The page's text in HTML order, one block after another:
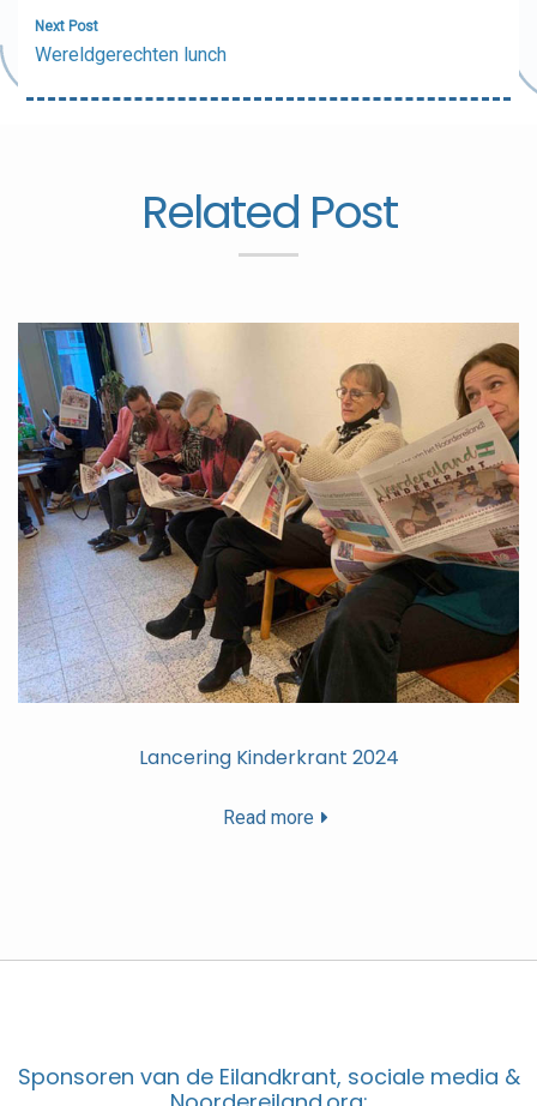
Next Post
Wereldgerechten lunch
Related Post
Lancering Kinderkrant 2024
Read more
Sponsoren van de Eilandkrant, sociale media &